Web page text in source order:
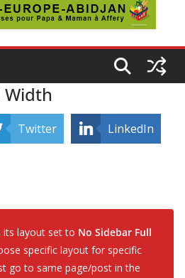
Width
Twitter LinkedIn
its layout set to No Sidebar Full
specific layout for specific
go to same page/post in the